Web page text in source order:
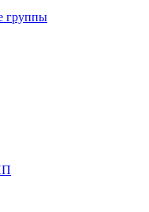
группы